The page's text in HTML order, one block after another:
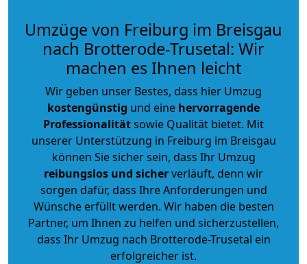
Umzüge von Freiburg im Breisgau
nach Brotterode-Trusetal: Wir
machen es Ihnen leicht
Wir geben unser Bestes, dass hier Umzug
kostengünstig und eine hervorragende
Professionalitätsowie Qualität bietet. Mit
unserer Unterstützung in Freiburg im Breisgau
können Sie sicher sein, dass Ihr Umzug
reibungslos und sicherverläuft, denn wir
sorgen dafür, dass Ihre Anforderungen und
Wünsche erfüllt werden. Wir haben die besten
Partner, um Ihnen zu helfen und sicherzustellen,
dass Ihr Umzug nach Brotterode-Trusetal ein
erfolgreicher ist.